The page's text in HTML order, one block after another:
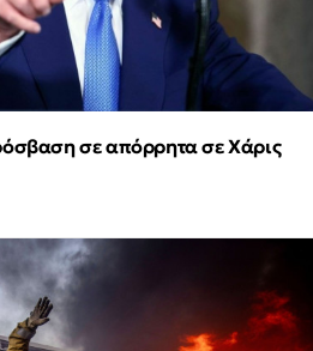
σε απόρρητα σε Χάρις